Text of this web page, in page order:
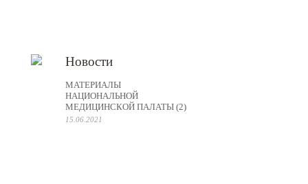
Новости
МАТЕРИАЛЫ
НАЦИОНАЛЬНОЙ
МЕДИЦИНСКОЙ ПАЛАТЫ (2)
15.06.2021